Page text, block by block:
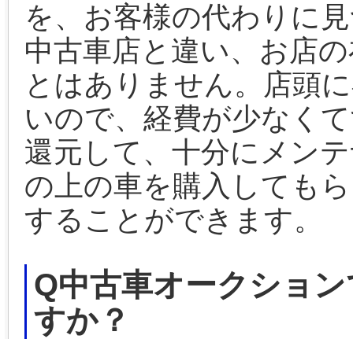
を、お客様の代わりに
中古車店と違い、お店
とはありません。店頭
いので、経費が少なく
還元して、十分にメン
の上の車を購入しても
することができます。
Q中古車オークショ
すか？